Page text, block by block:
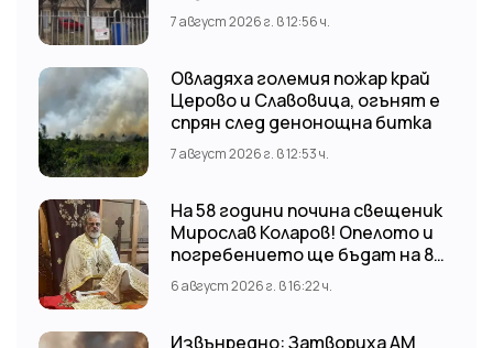
изследвания за ХИВ
7 август 2026 г. в 12:56 ч.
Овладяха големия пожар край
Церово и Славовица, огънят е
спрян след денонощна битка
7 август 2026 г. в 12:53 ч.
На 58 години почина свещеник
Мирослав Коларов! Опелото и
погребението ще бъдат на 8
август (събота) от 11:00 часа в
храм “Св. Св. Козма и Дамян”, гр.
6 август 2026 г. в 16:22 ч.
Извънредно: Затвориха АМ